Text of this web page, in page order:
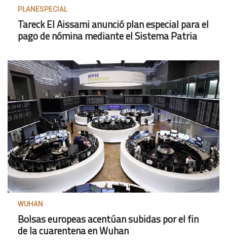
PLANESPECIAL
Tareck El Aissami anunció plan especial para el
pago de nómina mediante el Sistema Patria
WUHAN
Bolsas europeas acentúan subidas por el fin
de la cuarentena en Wuhan